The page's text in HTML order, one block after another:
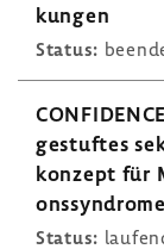
kungen
Status:
gestuftes
kon­zept für
Status: